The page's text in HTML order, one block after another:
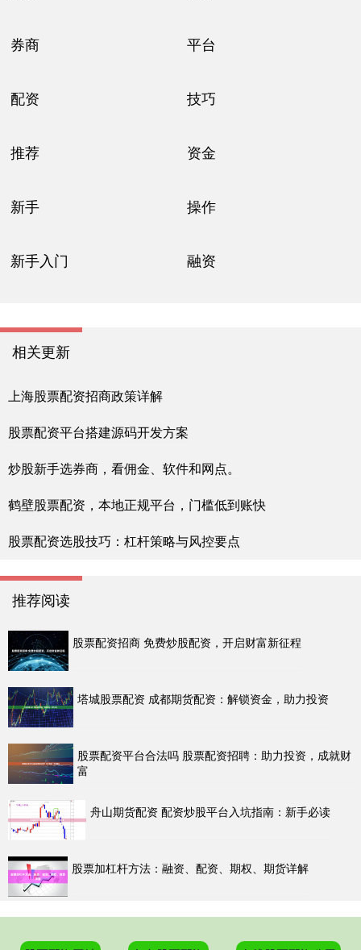
券商 平台
配资 技巧
推荐 资金
新手 操作
新手入门 融资
相关更新
上海股票配资招商政策详解
股票配资平台搭建源码开发方案
炒股新手选券商，看佣金、软件和网点。
鹤壁股票配资，本地正规平台，门槛低到账快
股票配资选股技巧：杠杆策略与风控要点
推荐阅读
股票配资招商 免费炒股配资，开启财富新征程
塔城股票配资 成都期货配资：解锁资金，助力投资
股票配资平台合法吗 股票配资招聘：助力投资，成就财
富
舟山期货配资 配资炒股平台入坑指南：新手必读
股票加杠杆方法：融资、配资、期权、期货详解